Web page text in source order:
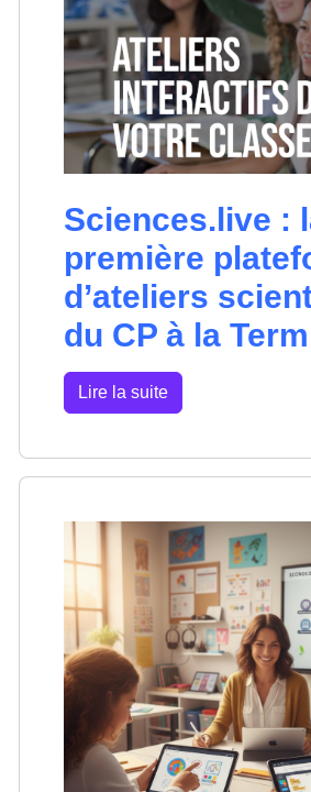
Sciences.live :
première
d’ateliers
du CP à la
Lire la suite